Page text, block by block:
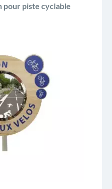
piste cyclable